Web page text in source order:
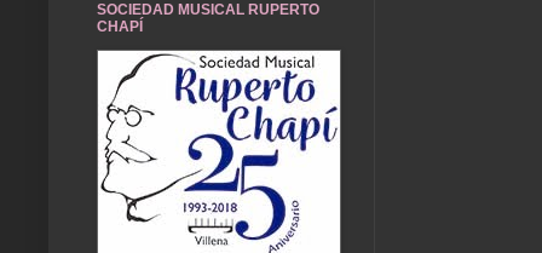
SOCIEDAD MUSICAL RUPERTO
CHAPÍ